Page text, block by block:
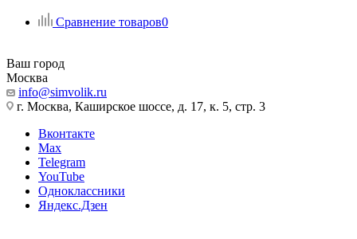
Сравнение товаров0
Ваш город
Москва
info@simvolik.ru
г. Москва, Каширское шоссе, д. 17, к. 5, стр. 3
Вконтакте
Max
Telegram
YouTube
Одноклассники
Яндекс.Дзен